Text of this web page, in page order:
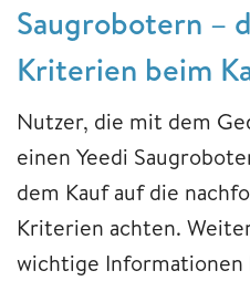
Saugrobotern –
Kriterien beim
Nutzer, die mit dem
einen Yeedi
dem Kauf auf die
Kriterien achten.
wichtige Informationen